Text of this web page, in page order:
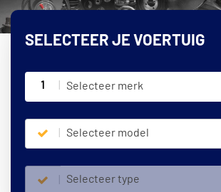
SELECTEER JE VOERTUIG
1 Selecteer merk
Selecteer model
Selecteer type